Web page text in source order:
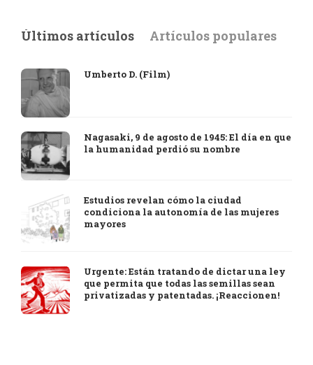
Últimos artículos Artículos populares
Umberto D. (Film)
Nagasaki, 9 de agosto de 1945: El día en que
la humanidad perdió su nombre
Estudios revelan cómo la ciudad
condiciona la autonomía de las mujeres
mayores
Urgente: Están tratando de dictar una ley
que permita que todas las semillas sean
privatizadas y patentadas. ¡Reaccionen!